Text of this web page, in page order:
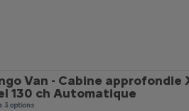
Van - Cabine approfondie
130 ch Automatique
3 options